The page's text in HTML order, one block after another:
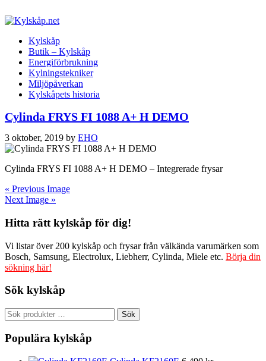
Kylskåp
Butik – Kylskåp
Energiförbrukning
Kylningstekniker
Miljöpåverkan
Kylskåpets historia
Cylinda FRYS FI 1088 A+ H DEMO
3 oktober, 2019 by EHO
Cylinda FRYS FI 1088 A+ H DEMO – Integrerade frysar
« Previous Image
Next Image »
Hitta rätt kylskåp för dig!
Vi listar över 200 kylskåp och frysar från välkända varumärken som
Bosch, Samsung, Electrolux, Liebherr, Cylinda, Miele etc. Börja din
sökning här!
Sök kylskåp
Sök
efter:
Sök
Populära kylskåp